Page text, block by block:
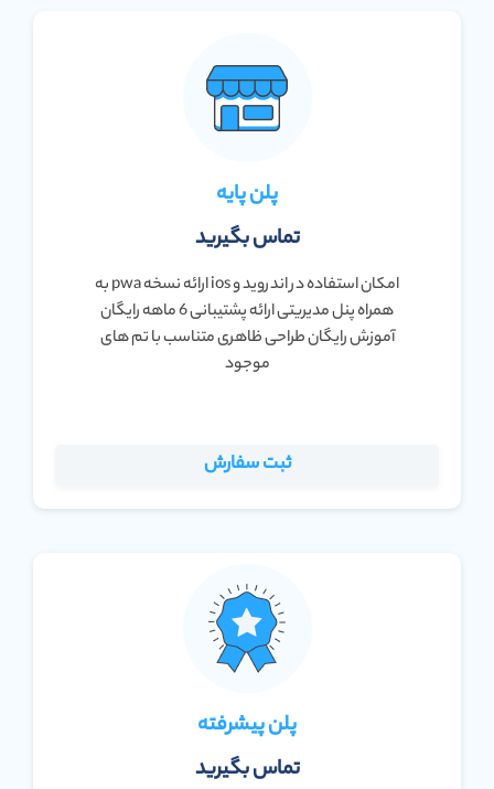
پلن پایه
تماس بگیرید
امکان استفاده در اندروید و ios ارائه نسخه pwa به
همراه پنل مدیریتی ارائه پشتیبانی 6 ماهه رایگان
آموزش رایگان طراحی ظاهری متناسب با تم های
موجود
ثبت سفارش
پلن پیشرفته
تماس بگیرید